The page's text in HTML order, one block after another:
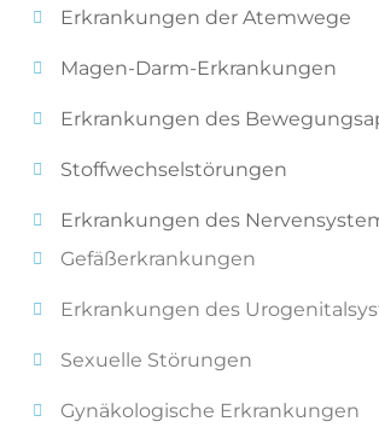
Erkrankungen der Atemwege
Magen-Darm-Erkrankungen
Erkrankungen des
Stoffwechselstörungen
Erkrankungen des
Gefäßerkrankungen
Erkrankungen des
Sexuelle Störungen
Gynäkologische Erkrankungen